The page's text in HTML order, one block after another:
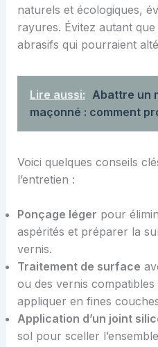
naturels et écologiques,
rayures. Évitez autant
abrasifs qui pourraient
Lire aussi: Abattre un
maçonné : comment
Voici quelques conseils
l’entretien :
Ponçage léger pour
aspérités et préparer la
vernis.
Traitement de surface
ou des vernis
appliquer en fines
Application d’un joint
sol pour sceller